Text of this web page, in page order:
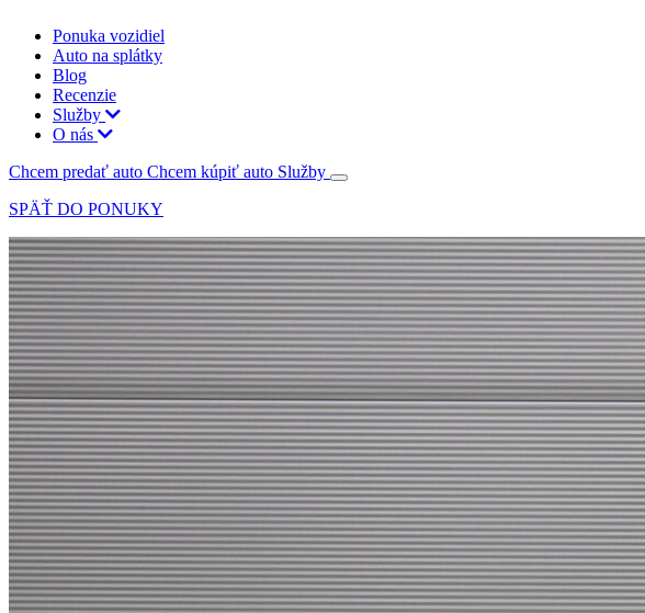
Ponuka vozidiel
Auto na splátky
Blog
Recenzie
Služby
O nás
Chcem predať auto Chcem kúpiť auto Služby
SPÄŤ DO PONUKY